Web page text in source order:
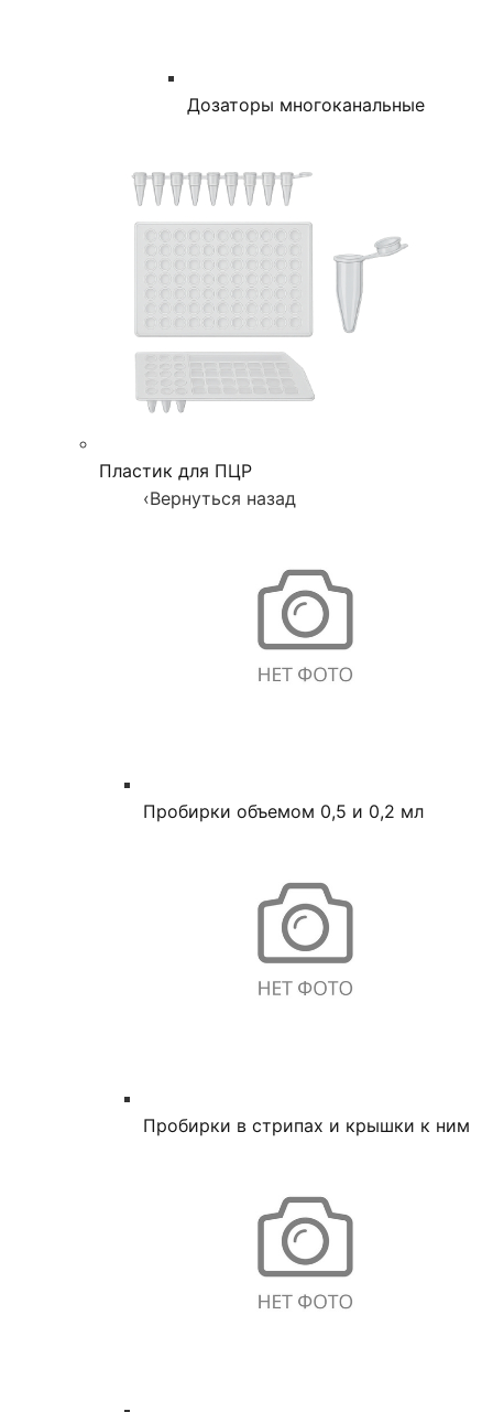
Дозаторы многоканальные
Пластик для ПЦР
‹Вернуться назад
Пробирки объемом 0,5 и 0,2 мл
Пробирки в стрипах и крышки к ним